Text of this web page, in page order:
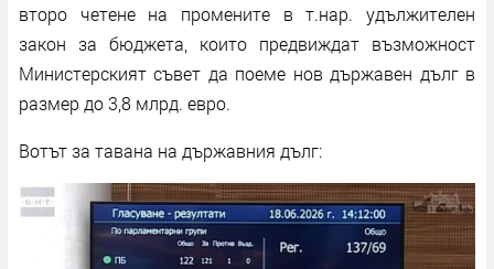
второ четене на промените в т.нар. удължителен
закон за бюджета, които предвиждат възможност
Министерският съвет да поеме нов държавен дълг в
размер до 3,8 млрд. евро.
Вотът за тавана на държавния дълг: